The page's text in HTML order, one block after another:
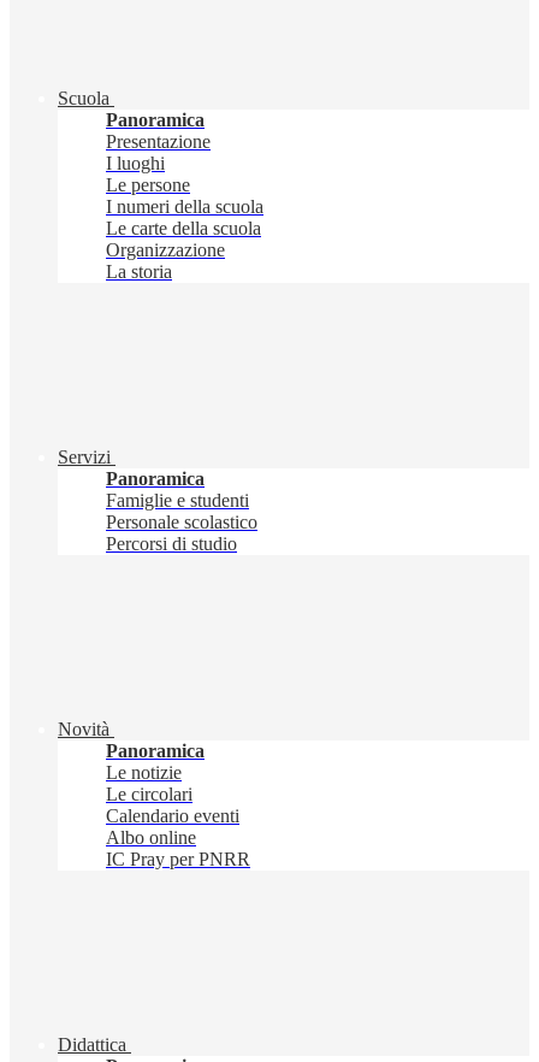
Scuola
Panoramica
Presentazione
I luoghi
Le persone
I numeri della scuola
Le carte della scuola
Organizzazione
La storia
Servizi
Panoramica
Famiglie e studenti
Personale scolastico
Percorsi di studio
Novità
Panoramica
Le notizie
Le circolari
Calendario eventi
Albo online
IC Pray per PNRR
Didattica